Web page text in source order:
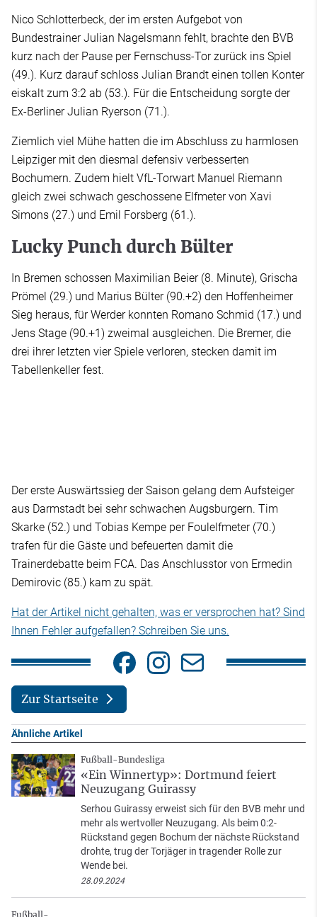
Nico Schlotterbeck, der im ersten Aufgebot von
Bundestrainer Julian Nagelsmann fehlt, brachte den BVB
kurz nach der Pause per Fernschuss-Tor zurück ins Spiel
(49.). Kurz darauf schloss Julian Brandt einen tollen Konter
eiskalt zum 3:2 ab (53.). Für die Entscheidung sorgte der
Ex-Berliner Julian Ryerson (71.).
Ziemlich viel Mühe hatten die im Abschluss zu harmlosen
Leipziger mit den diesmal defensiv verbesserten
Bochumern. Zudem hielt VfL-Torwart Manuel Riemann
gleich zwei schwach geschossene Elfmeter von Xavi
Simons (27.) und Emil Forsberg (61.).
Lucky Punch durch Bülter
In Bremen schossen Maximilian Beier (8. Minute), Grischa
Prömel (29.) und Marius Bülter (90.+2) den Hoffenheimer
Sieg heraus, für Werder konnten Romano Schmid (17.) und
Jens Stage (90.+1) zweimal ausgleichen. Die Bremer, die
drei ihrer letzten vier Spiele verloren, stecken damit im
Tabellenkeller fest.
Der erste Auswärtssieg der Saison gelang dem Aufsteiger
aus Darmstadt bei sehr schwachen Augsburgern. Tim
Skarke (52.) und Tobias Kempe per Foulelfmeter (70.)
trafen für die Gäste und befeuerten damit die
Trainerdebatte beim FCA. Das Anschlusstor von Ermedin
Demirovic (85.) kam zu spät.
Hat der Artikel nicht gehalten, was er versprochen hat? Sind
Ihnen Fehler aufgefallen? Schreiben Sie uns.
Zur Startseite
Ähnliche Artikel
Fußball-Bundesliga
«Ein Winnertyp»: Dortmund feiert
Neuzugang Guirassy
Serhou Guirassy erweist sich für den BVB mehr und
mehr als wertvoller Neuzugang. Als beim 0:2-
Rückstand gegen Bochum der nächste Rückstand
drohte, trug der Torjäger in tragender Rolle zur
Wende bei.
28.09.2024
Fußball-